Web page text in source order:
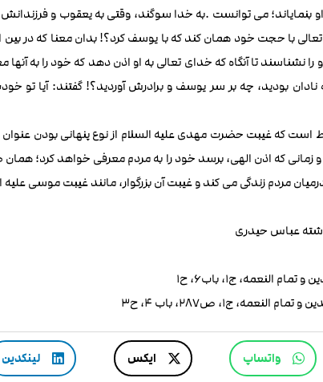
با حجت خود همان کند که با یوسف کرد؟! بدان معنا که در بین
را نشناسند تا آنگاه که خدای تعالی به او اذن دهد که خود را به
نادان بودید، چه بر سر یوسف و برادرش آوردید؟! گفتند: آیا
است که غیبت حضرت مهدی علیه السلام از نوع پنهانی بودن
زمانی که اذن الهی، برسد خود را به مردم معرفی خواهد کرد؛
مردم زندگی می کند و غیبت آن بزرگوار، مانند غیبت موسی
عباس حیدری
واتساپ ایکس لینکدین